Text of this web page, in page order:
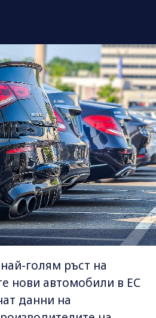
голям ръст на
нови автомобили в ЕС
данни на